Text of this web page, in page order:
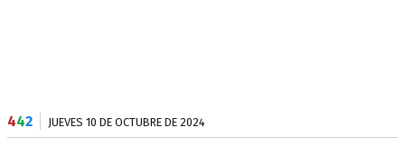
442 JUEVES 10 DE OCTUBRE DE 2024